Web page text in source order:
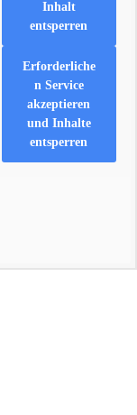
Inhalt
entsperren
Erforderliche
n Service
akzeptieren
und Inhalte
entsperren